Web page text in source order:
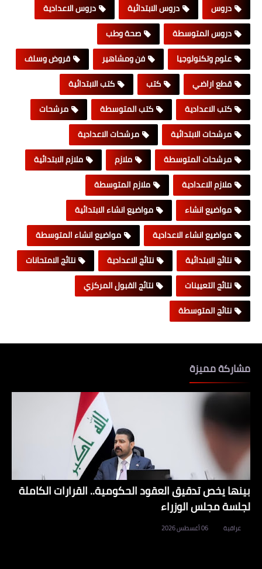
دروس
دروس الابتدائية
دروس الاعدادية
دروس المتوسطة
صحة وطب
علوم وتكنولوجيا
فن ومشاهير
قروض وسلف
قطع اراضي
كتب
كتب الابتدائية
كتب الاعدادية
كتب المتوسطة
مرشحات
مرشحات الابتدائية
مرشحات الاعدادية
مرشحات المتوسطة
ملازم
ملازم الابتدائية
ملازم الاعدادية
ملازم المتوسطة
مواضيع انشاء
مواضيع انشاء الابتدائية
مواضيع انشاء الاعدادية
مواضيع انشاء المتوسطة
نتائج الابتدائية
نتائج الاعدادية
نتائج الامتحانات
نتائج التعيينات
نتائج القبول المركزي
نتائج المتوسطة
مشاركة مميزة
بينها يخص تدقيق العقود الحكومية.. القرارات الكاملة
لجلسة مجلس الوزراء
عراقية 06 أغسطس 2026